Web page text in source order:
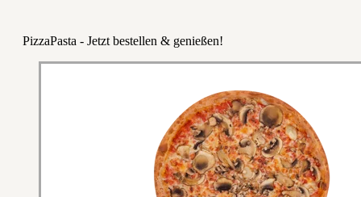
PizzaPasta - Jetzt bestellen & genießen!